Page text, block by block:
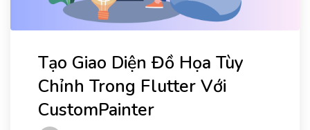
Tạo Giao Diện Đồ Họa Tùy
Chỉnh Trong Flutter Với
CustomPainter